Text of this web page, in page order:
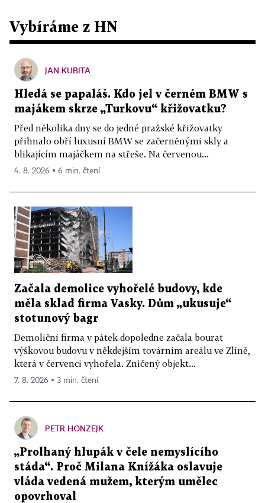
Vybíráme z HN
JAN KUBITA
Hledá se papaláš. Kdo jel v černém BMW s
majákem skrze „Turkovu“ křižovatku?
Před několika dny se do jedné pražské křižovatky
přihnalo obří luxusní BMW se začerněnými skly a
blikajícím majáčkem na střeše. Na červenou...
4. 8. 2026 ▪ 6 min. čtení
Začala demolice vyhořelé budovy, kde
měla sklad firma Vasky. Dům „ukusuje“
stotunový bagr
Demoliční firma v pátek dopoledne začala bourat
výškovou budovu v někdejším továrním areálu ve Zlíně,
která v červenci vyhořela. Zničený objekt...
7. 8. 2026 ▪ 3 min. čtení
PETR HONZEJK
„Prolhaný hlupák v čele nemyslícího
stáda“. Proč Milana Knížáka oslavuje
vláda vedená mužem, kterým umělec
opovrhoval